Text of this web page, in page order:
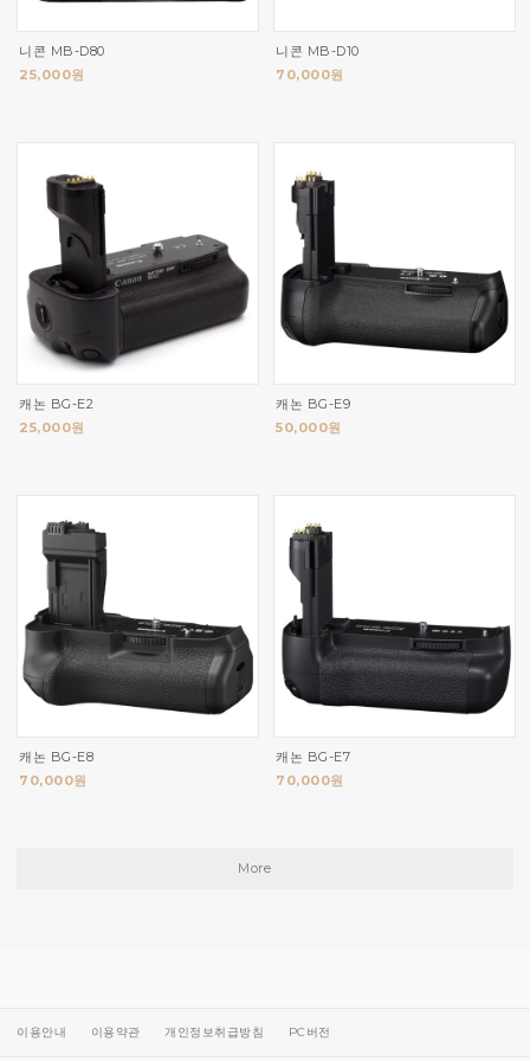
니콘 MB-D80
25,000원
니콘 MB-D10
70,000원
캐논 BG-E2
25,000원
캐논 BG-E9
50,000원
캐논 BG-E8
70,000원
캐논 BG-E7
70,000원
More
이용안내 이용약관 개인정보취급방침 PC버전